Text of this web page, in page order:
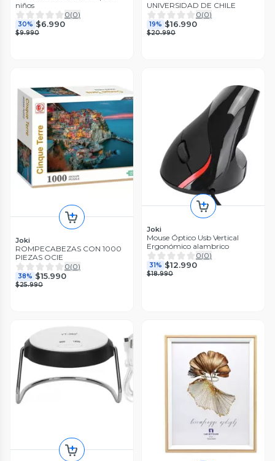
niños
0(0)
30% $6.990
$9.990
UNIVERSIDAD DE CHILE
0(0)
19% $16.990
$20.990
Joki
ROMPECABEZAS CON 1000
PIEZAS OCIE
0(0)
38% $15.990
$25.990
Joki
Mouse Óptico Usb Vertical
Ergonómico alambrico
0(0)
31% $12.990
$18.990